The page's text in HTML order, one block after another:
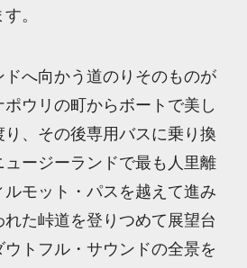
。
ドへ向かう道のりそのものが
ウリの町からボートで美し
、その後専用バスに乗り換
ュージーランドで最も人里離
モット・パスを越えて進み
た峠道を登りつめて展望台
トフル・サウンドの全景を